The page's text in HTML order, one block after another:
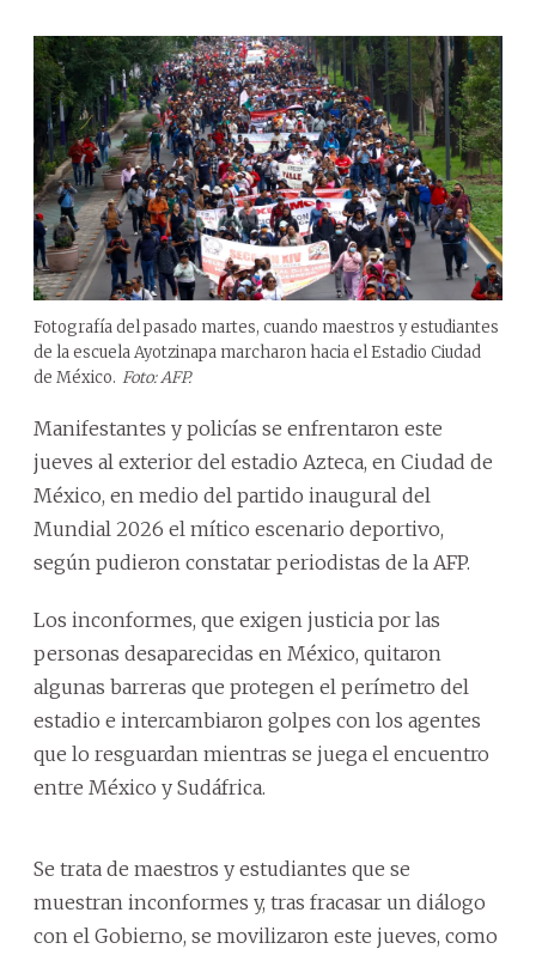
Fotografía del pasado martes, cuando maestros y estudiantes
de la escuela Ayotzinapa marcharon hacia el Estadio Ciudad
de México. Foto: AFP.
Manifestantes y policías se enfrentaron este
jueves al exterior del estadio Azteca, en Ciudad de
México, en medio del partido inaugural del
Mundial 2026 el mítico escenario deportivo,
según pudieron constatar periodistas de la AFP.
Los inconformes, que exigen justicia por las
personas desaparecidas en México, quitaron
algunas barreras que protegen el perímetro del
estadio e intercambiaron golpes con los agentes
que lo resguardan mientras se juega el encuentro
entre México y Sudáfrica.
Se trata de maestros y estudiantes que se
muestran inconformes y, tras fracasar un diálogo
con el Gobierno, se movilizaron este jueves, como